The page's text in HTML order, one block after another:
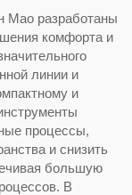
Мао разработаны
комфорта и
линии и
и
процессы,
и снизить
большую
В